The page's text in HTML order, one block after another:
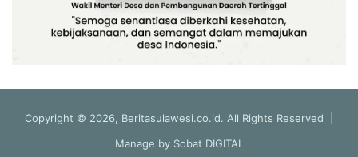
Copyright © 2026, Beritasulawesi.co.id. All Rights Reserved |
Manage by Sobat DIGITAL